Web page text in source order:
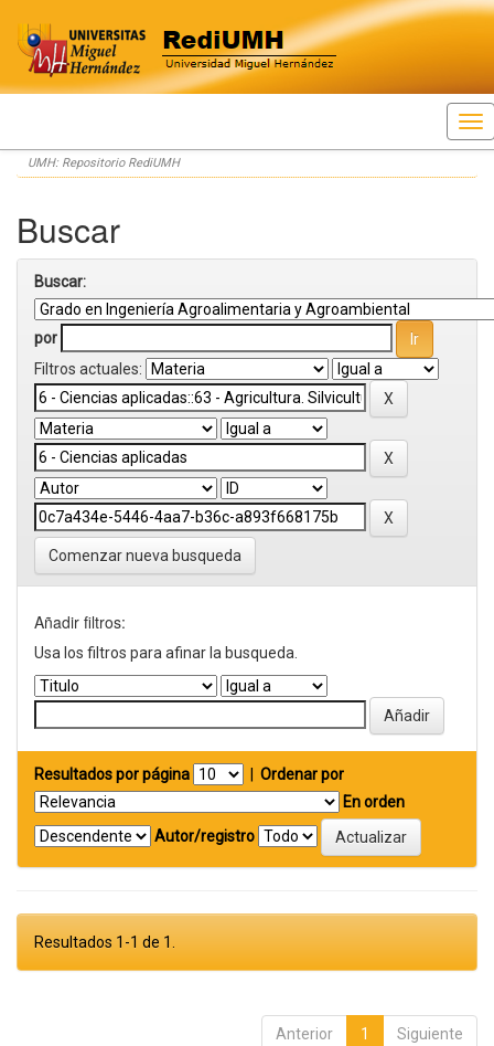
Skip
navigation
UMH: Repositorio RediUMH
Buscar
Buscar:
por
Filtros actuales:
Comenzar nueva busqueda
Añadir filtros:
Usa los filtros para afinar la busqueda.
Resultados por página
Ordenar por
En orden
Autor/registro
Resultados 1-1 de 1.
Anterior 1 Siguiente